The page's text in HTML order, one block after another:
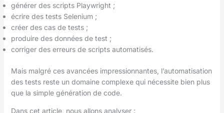
générer des scripts Playwright ;
écrire des tests Selenium ;
créer des cas de tests ;
produire des données de test ;
corriger des erreurs de scripts automatisés.
Mais malgré ces avancées impressionnantes, l’automatisation
des tests reste un domaine complexe qui nécessite bien plus
que la simple génération de code.
Dans cet article, nous allons analyser :